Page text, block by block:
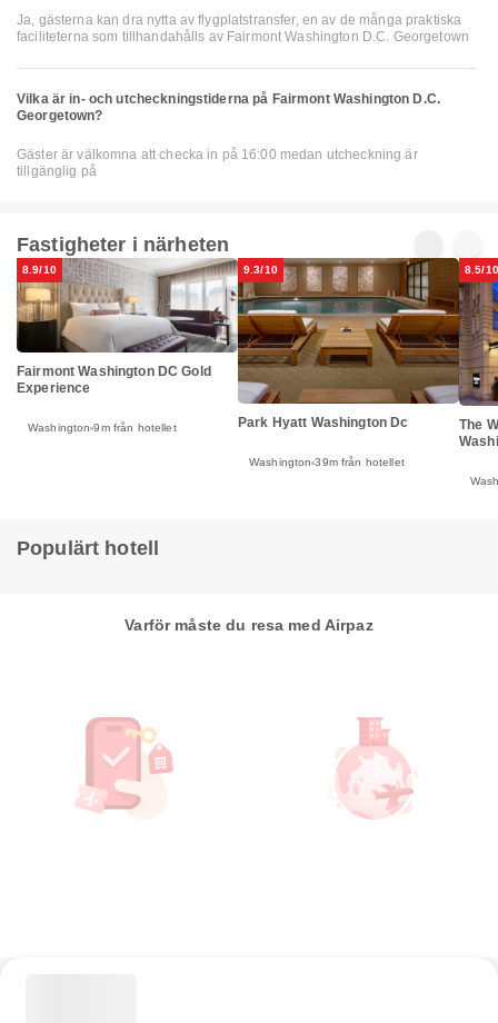
Ja, gästerna kan dra nytta av flygplatstransfer, en av de många praktiska
faciliteterna som tillhandahålls av Fairmont Washington D.C. Georgetown
Vilka är in- och utcheckningstiderna på Fairmont Washington D.C.
Georgetown?
Gäster är välkomna att checka in på 16:00 medan utcheckning är
tillgänglig på
Fastigheter i närheten
8.9/10
Fairmont Washington DC Gold
Experience
Washington 9m från hotellet
9.3/10
Park Hyatt Washington Dc
Washington 39m från hotellet
8.5/10
The
Populärt hotell
Varför måste du resa med Airpaz